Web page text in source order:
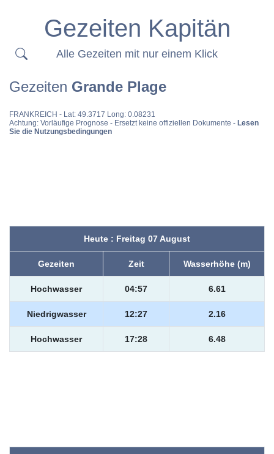
Gezeiten Kapitän
Alle Gezeiten mit nur einem Klick
Gezeiten Grande Plage
FRANKREICH - Lat: 49.3717 Long: 0.08231
Achtung: Vorläufige Prognose - Ersetzt keine offiziellen Dokumente - Lesen
Sie die Nutzungsbedingungen
Heute : Freitag 07 August
Gezeiten Zeit Wasserhöhe (m)
Hochwasser 04:57 6.61
Niedrigwasser 12:27 2.16
Hochwasser 17:28 6.48